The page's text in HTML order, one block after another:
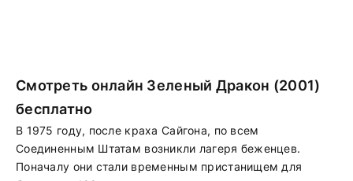
Смотреть онлайн Зеленый Дракон (2001)
бесплатно
В 1975 году, после краха Сайгона, по всем
Соединенным Штатам возникли лагеря беженцев.
Поначалу они стали временным пристанищем для